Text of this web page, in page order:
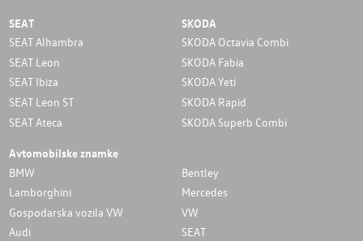
SEAT
SEAT Alhambra
SEAT Leon
SEAT Ibiza
SEAT Leon ST
SEAT Ateca
SKODA
SKODA Octavia Combi
SKODA Fabia
SKODA Yeti
SKODA Rapid
SKODA Superb Combi
Avtomobilske znamke
BMW
Bentley
Lamborghini
Mercedes
Gospodarska vozila VW
VW
Audi
SEAT